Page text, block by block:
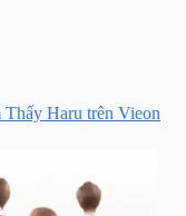
Haru trên Vieon